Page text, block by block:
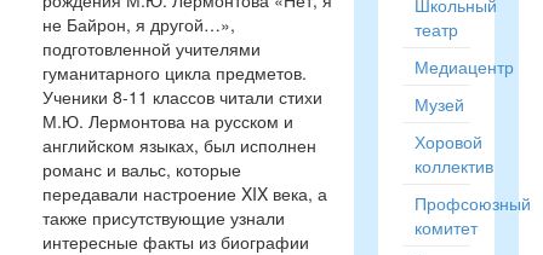
не Байрон, я другой…»,
подготовленной учителями
гуманитарного цикла предметов.
Ученики 8-11 классов читали стихи
М.Ю. Лермонтова на русском и
английском языках, был исполнен
романс и вальс, которые
передавали настроение XIX века, а
также присутствующие узнали
интересные факты из биографии
Школьный
театр
Медиацентр
Музей
Хоровой
коллектив
Профсоюзный
комитет